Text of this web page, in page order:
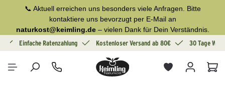
springen
📞 Aktuell erreichen uns besonders viele Anfragen. Bitte
kontaktiere uns bevorzugt per E-Mail an
naturkost@keimling.de– vielen Dank für Dein Verständnis.
Einfache Ratenzahlung Kostenloser Versand ab 80€ 30 Tage